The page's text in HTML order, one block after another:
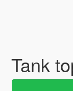
Tank